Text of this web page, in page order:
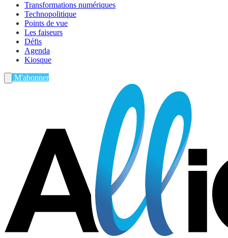
Transformations numériques
Technopolitique
Points de vue
Les faiseurs
Défis
Agenda
Kiosque
M'abonner